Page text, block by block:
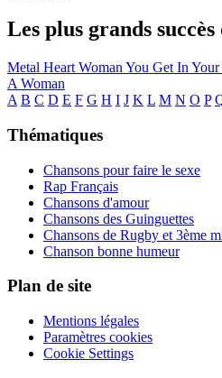
Les plus grands
Metal Heart Woman You Get In Your
A Woman
A B C D E F G H I J K L M N O P
Thématiques
Chansons pour faire le sexe
Rap Français
Chansons d'amour
Chansons des Guinguettes
Chansons de Rugby et 3ème
Chanson bonne humeur
Plan de site
Mentions légales
Paramètres cookies
Cookie Settings